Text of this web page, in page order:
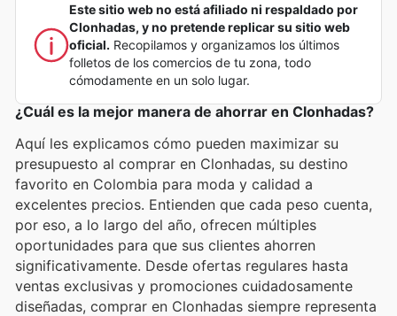
Este sitio web no está afiliado ni respaldado por
Clonhadas, y no pretende replicar su sitio web
oficial. Recopilamos y organizamos los últimos
folletos de los comercios de tu zona, todo
cómodamente en un solo lugar.
¿Cuál es la mejor manera de ahorrar en Clonhadas?
Aquí les explicamos cómo pueden maximizar su
presupuesto al comprar en Clonhadas, su destino
favorito en Colombia para moda y calidad a
excelentes precios. Entienden que cada peso cuenta,
por eso, a lo largo del año, ofrecen múltiples
oportunidades para que sus clientes ahorren
significativamente. Desde ofertas regulares hasta
ventas exclusivas y promociones cuidadosamente
diseñadas, comprar en Clonhadas siempre representa